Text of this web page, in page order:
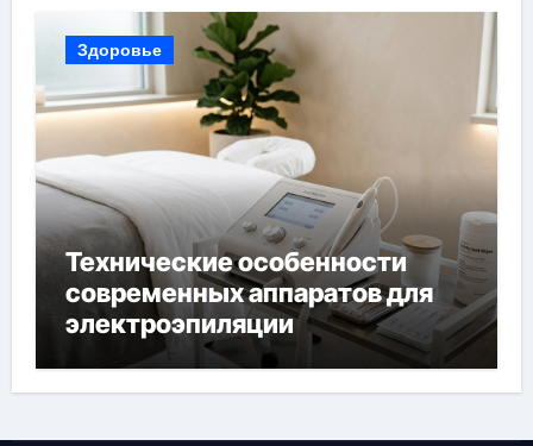
Здоровье
Технические особенности
современных аппаратов для
электроэпиляции